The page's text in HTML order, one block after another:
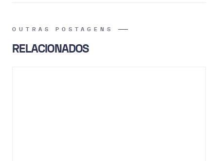
OUTRAS POSTAGENS
RELACIONADOS